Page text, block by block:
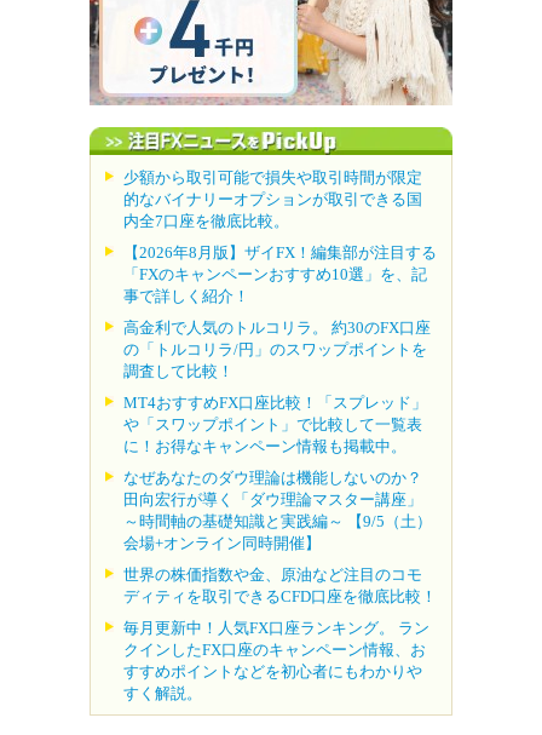
少額から取引可能で損失や取引時間が限定
的なバイナリーオプションが取引できる国
内全7口座を徹底比較。
【2026年8月版】ザイFX！編集部が注目する
「FXのキャンペーンおすすめ10選」を、記
事で詳しく紹介！
高金利で人気のトルコリラ。 約30のFX口座
の「トルコリラ/円」のスワップポイントを
調査して比較！
MT4おすすめFX口座比較！「スプレッド」
や「スワップポイント」で比較して一覧表
に！お得なキャンペーン情報も掲載中。
なぜあなたのダウ理論は機能しないのか？
田向宏行が導く「ダウ理論マスター講座」
～時間軸の基礎知識と実践編～ 【9/5（土）
会場+オンライン同時開催】
世界の株価指数や金、原油など注目のコモ
ディティを取引できるCFD口座を徹底比較！
毎月更新中！人気FX口座ランキング。 ラン
クインしたFX口座のキャンペーン情報、お
すすめポイントなどを初心者にもわかりや
すく解説。